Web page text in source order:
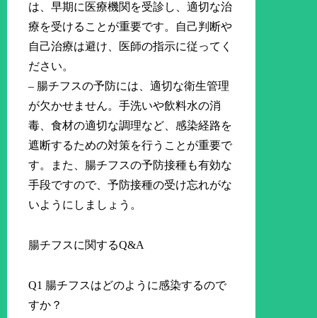
は、早期に医療機関を受診し、適切な治
療を受けることが重要です。自己判断や
自己治療は避け、医師の指示に従ってく
ださい。
– 腸チフスの予防には、適切な衛生管理
が欠かせません。手洗いや飲料水の消
毒、食材の適切な調理など、感染経路を
遮断するための対策を行うことが重要で
す。また、腸チフスの予防接種も有効な
手段ですので、予防接種の受け忘れがな
いようにしましょう。
腸チフスに関するQ&A
Q1 腸チフスはどのように感染するので
すか？